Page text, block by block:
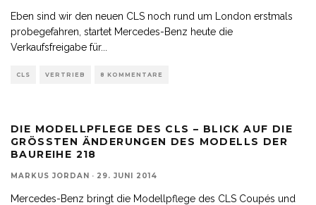
Eben sind wir den neuen CLS noch rund um London erstmals
probegefahren, startet Mercedes-Benz heute die
Verkaufsfreigabe für...
CLS VERTRIEB 8 KOMMENTARE
DIE MODELLPFLEGE DES CLS – BLICK AUF DIE
GRÖSSTEN ÄNDERUNGEN DES MODELLS DER B
AUREIHE 218
MARKUS JORDAN · 29. JUNI 2014
Mercedes-Benz bringt die Modellpflege des CLS Coupés und